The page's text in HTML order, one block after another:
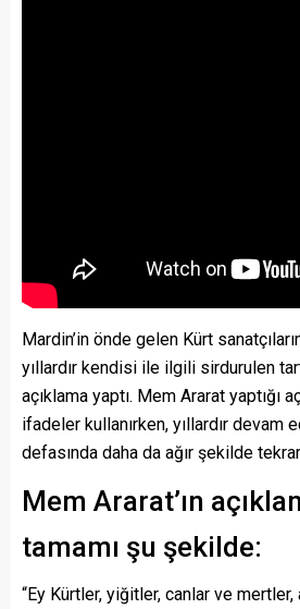
Mardin’in önde gelen Kürt
yıllardır kendisi ile ilgili sirdurulen
açıklama yaptı. Mem Ararat yaptığı
ifadeler kullanırken, yıllardır devam
defasında daha da ağır şekilde
Mem Ararat’ın
tamamı şu şekilde:
“Ey Kürtler, yiğitler, canlar ve